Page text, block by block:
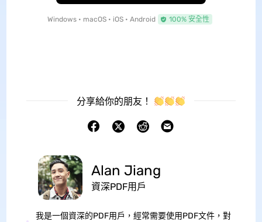
Windows • macOS • iOS • Android 100% 安全性
分享給你的朋友！
Alan Jiang
資深PDF用戶
我是一個資深的PDF用戶，經常需要使用PDF文件，對